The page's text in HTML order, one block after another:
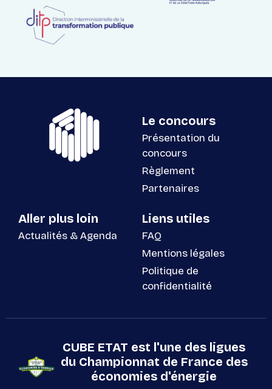
Le concours
Présentation du
concours
Règlement
Partenaires
Aller plus loin
Actualités & Agenda
Liens utiles
FAQ
Mentions légales
Politique de
confidentialité
CUBE ETAT est l'une des ligues
du Championnat de France des
économies d'énergie